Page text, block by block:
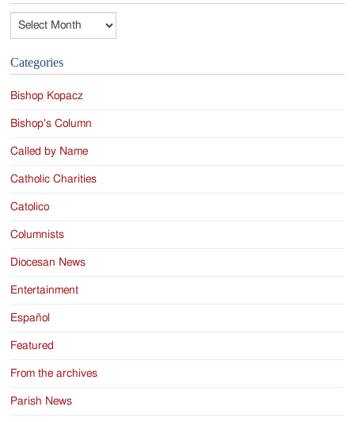
Categories
Bishop Kopacz
Bishop's Column
Called by Name
Catholic Charities
Catolico
Columnists
Diocesan News
Entertainment
Español
Featured
From the archives
Parish News